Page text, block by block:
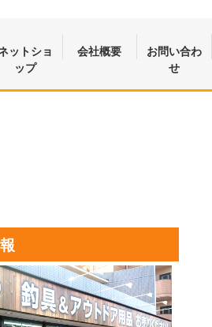
ットショ
ップ
会社概要
お問い合わ
せ